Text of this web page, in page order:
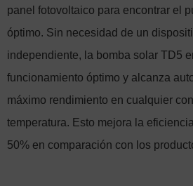
panel fotovoltaico para encontrar el
óptimo. Sin necesidad de un
independiente, la bomba solar TD5
funcionamiento óptimo y alcanza
máximo rendimiento en cualquier
temperatura. Esto mejora la
50% en comparación con los